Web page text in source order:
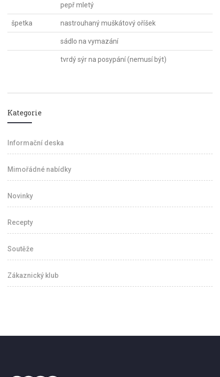
pepř mletý
špetka nastrouhaný muškátový oříšek
sádlo na vymazání
tvrdý sýr na posypání (nemusí být)
Kategorie
Informační deska
Mimořádné nabídky
Novinky
Recepty
Soutěže
Zákaznický klub